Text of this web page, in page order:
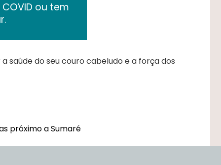
ou tem
saúde do seu couro cabeludo e a força dos
próximo a Sumaré